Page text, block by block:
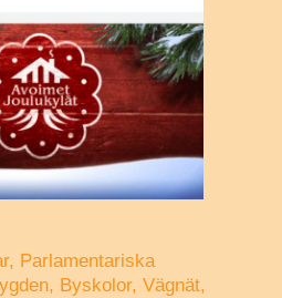
Parlamentariska
Byskolor Vägnät